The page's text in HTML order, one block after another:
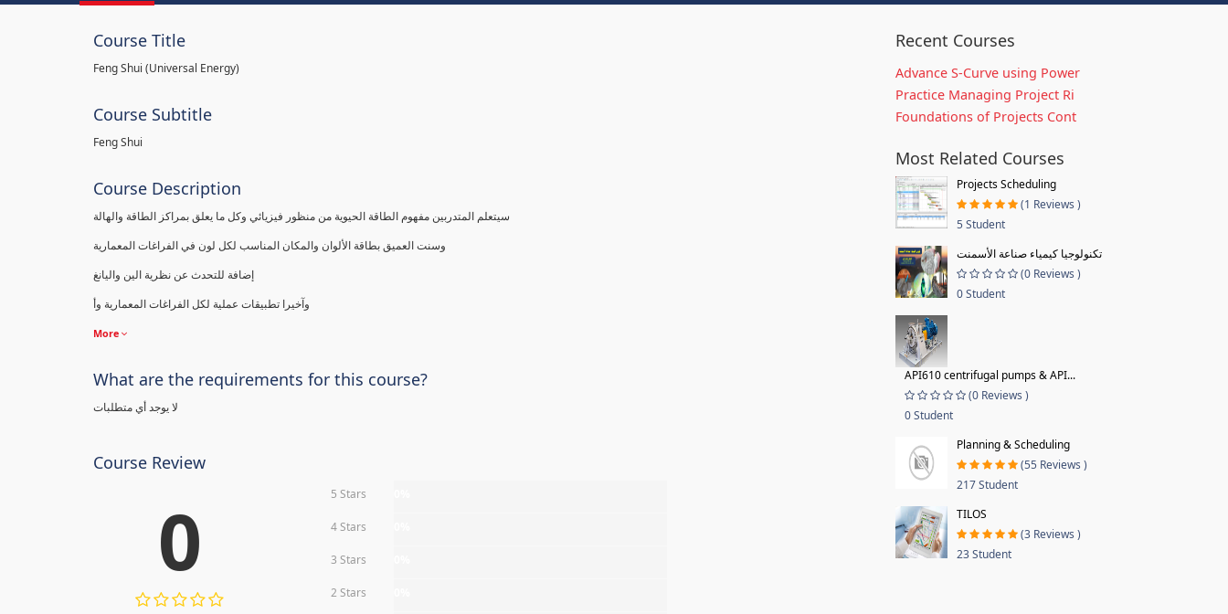
Course Title
Feng Shui (Universal Energy)
Course Subtitle
Feng Shui
Course Description
سيتعلم المتدربين مفهوم الطاقة الحيوية من منظور فيزيائي وكل ما يعلق بمراكز الطاقة والهالة
وسنت العميق بطاقة الألوان والمكان المناسب لكل لون في الفراغات المعمارية
إضافة للتحدث عن نظرية الين واليانغ
وآخيرا تطبيقات عملية لكل الفراغات المعمارية وأ
More
What are the requirements for this course?
لا يوجد أي متطلبات
Course Review
0 5 Stars
4 Stars
3 Stars
2 Stars
Recent Courses
Advance S-Curve using Power
Practice Managing Project Ri
Foundations of Projects Cont
Most Related Courses
Projects Scheduling
(1 Reviews )
5 Student
تكنولوجيا كيمياء صناعة الأسمنت
(0 Reviews )
0 Student
API610 centrifugal pumps & API...
(0 Reviews )
0 Student
Planning & Scheduling
(55 Reviews )
217 Student
TILOS
(3 Reviews )
23 Student